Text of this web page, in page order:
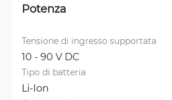
Potenza
Tensione di ingresso supportata
10 - 90 V DC
Tipo di batteria
Li-Ion